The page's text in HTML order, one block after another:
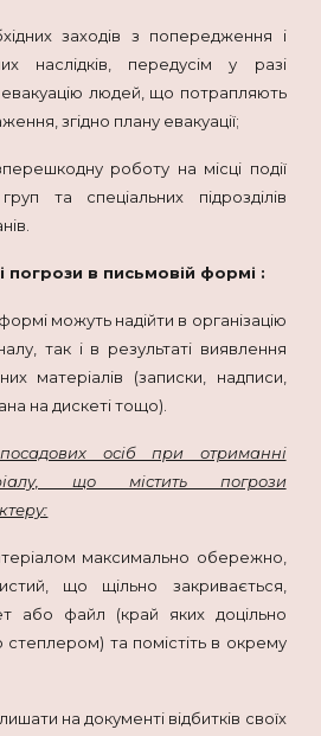
заходів з попередження і
наслідків, передусім у разі
евакуацію людей, що потрапляють
згідно плану евакуації;
роботу на місці події
та спеціальних підрозділів
в письмовій формі :
можуть надійти в організацію
так і в результаті виявлення
матеріалів (записки, надписи,
на дискеті тощо).
осіб при отриманні
що містить погрози
максимально обережно,
що щільно закривається,
або файл (край яких доцільно
степлером) та помістіть в окрему
на документі відбитків своїх